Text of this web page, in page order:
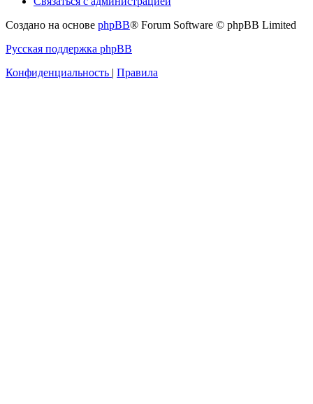
Создано на основе phpBB® Forum Software © phpBB Limited
Русская поддержка phpBB
Конфиденциальность
Правила